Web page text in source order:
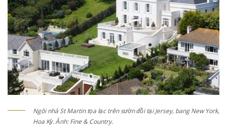
Ngôi nhà St Martin tọa lạc trên sườn đồi tại Jersey, bang New York,
Hoa Kỳ. Ảnh: Fine & Country.